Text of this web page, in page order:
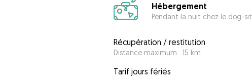
Hébergement
Pendant la nuit chez le dog-
Récupération / restitution
Distance maximum : 15 km
Tarif jours fériés